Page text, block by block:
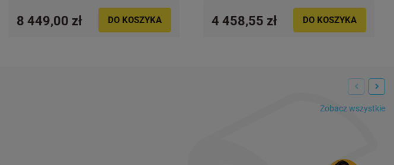
8 449,00 zł DO KOSZYKA 4 458,55 zł DO KOSZYKA
Zobacz wszystkie